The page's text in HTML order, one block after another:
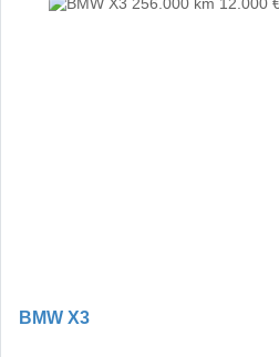
BMW X3